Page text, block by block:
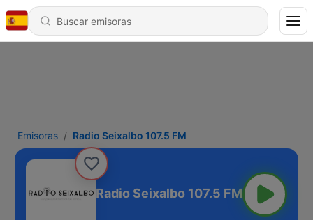
Emisoras Radio Seixalbo 107.5 FM
Radio Seixalbo 107.5 FM